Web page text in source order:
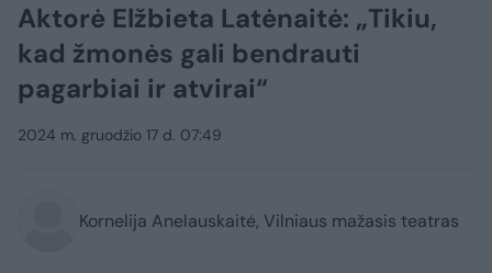
Aktorė Elžbieta Latėnaitė: „Tikiu,
kad žmonės gali bendrauti
pagarbiai ir atvirai“
2024 m. gruodžio 17 d. 07:49
Kornelija Anelauskaitė, Vilniaus mažasis teatras